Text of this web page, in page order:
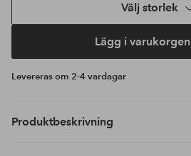
Välj storlek
Lägg i varukorgen
Levereras om 2-4 vardagar
Produktbeskrivning